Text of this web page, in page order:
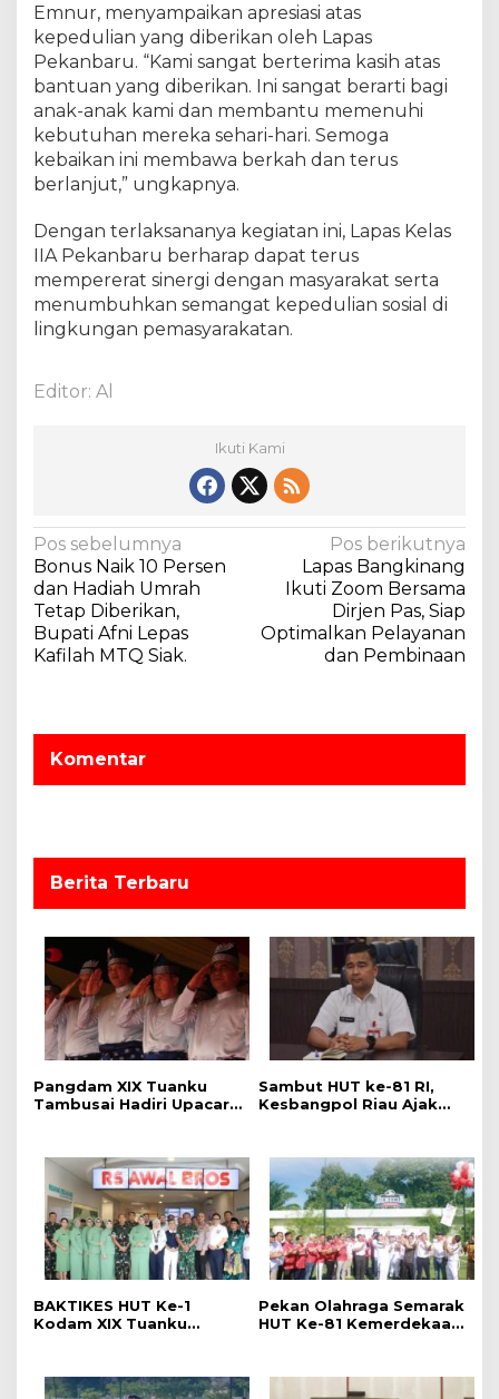
s
t
i
k
l
a
l
Emnur, menyampaikan apresiasi atas
kepedulian yang diberikan oleh Lapas
Pekanbaru. “Kami sangat berterima kasih atas
bantuan yang diberikan. Ini sangat berarti bagi
anak-anak kami dan membantu memenuhi
kebutuhan mereka sehari-hari. Semoga
kebaikan ini membawa berkah dan terus
berlanjut,” ungkapnya.
Dengan terlaksananya kegiatan ini, Lapas Kelas
IIA Pekanbaru berharap dapat terus
mempererat sinergi dengan masyarakat serta
menumbuhkan semangat kepedulian sosial di
lingkungan pemasyarakatan.
Editor: Al
Ikuti Kami
N
a
v
i
g
s
s
Pos sebelumnya
Bonus Naik 10 Persen
dan Hadiah Umrah
Tetap Diberikan,
Bupati Afni Lepas
Kafilah MTQ Siak.
Pos berikutnya
Lapas Bangkinang
Ikuti Zoom Bersama
Dirjen Pas, Siap
Optimalkan Pelayanan
dan Pembinaan
Komentar
Berita Terbaru
Pangdam XIX Tuanku
Tambusai Hadiri Upacara
Sambut HUT ke-81 RI,
Kesbangpol Riau Ajak
BAKTIKES HUT Ke-1
Kodam XIX Tuanku
Operasi Gratis
Pekan Olahraga Semarak
HUT Ke-81 Kemerdekaan
Pegawai